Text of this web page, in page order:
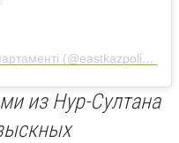
Публикация от ШҚО Полиция департаменті (@eastkazpolice)
из Нур-Султана